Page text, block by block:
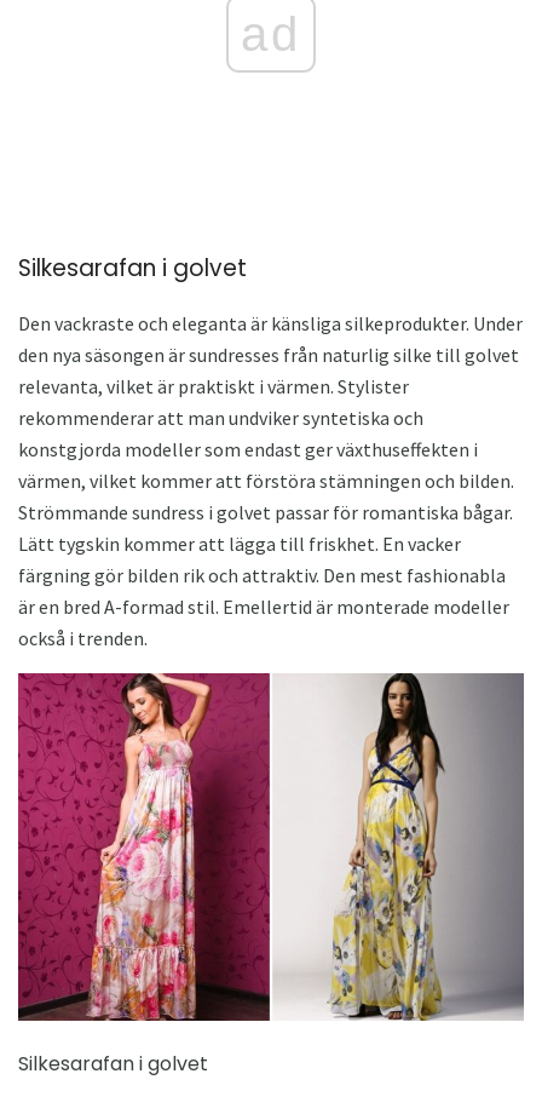
ad
Silkesarafan i golvet
Den vackraste och eleganta är känsliga silkeprodukter. Under
den nya säsongen är sundresses från naturlig silke till golvet
relevanta, vilket är praktiskt i värmen. Stylister
rekommenderar att man undviker syntetiska och
konstgjorda modeller som endast ger växthuseffekten i
värmen, vilket kommer att förstöra stämningen och bilden.
Strömmande sundress i golvet passar för romantiska bågar.
Lätt tygskin kommer att lägga till friskhet. En vacker
färgning gör bilden rik och attraktiv. Den mest fashionabla
är en bred A-formad stil. Emellertid är monterade modeller
också i trenden.
Silkesarafan i golvet